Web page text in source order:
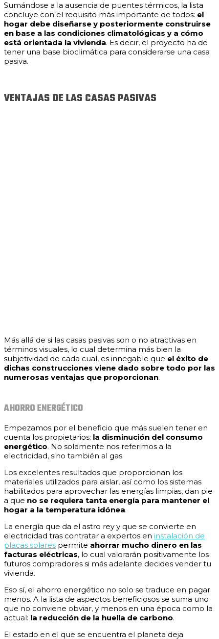
Sumándose a la ausencia de puentes térmicos, la lista
concluye con el requisito más importante de todos: el
hogar debe diseñarse y posteriormente construirse
en base a las condiciones climatológicas y a cómo
está orientada la vivienda. Es decir, el proyecto ha de
tener una base bioclimática para considerarse una casa
pasiva.
VENTAJAS DE LAS CASAS PASIVAS
Más allá de si las casas pasivas son o no atractivas en
términos visuales, lo cual determina más bien la
subjetividad de cada cual, es innegable que el éxito de
dichas construcciones viene dado sobre todo por las
numerosas ventajas que proporcionan.
AHORRO ENERGÉTICO
Empezamos por el beneficio que más suelen tener en
cuenta los propietarios: la disminución del consumo
energético. No solamente nos referimos a la
electricidad, sino también al gas.
Los excelentes resultados que proporcionan los
materiales utilizados para aislar, así como los sistemas
habilitados para aprovechar las energías limpias, dan pie
a que no se requiera tanta energía para mantener el
hogar a la temperatura idónea.
La energía que da el astro rey y que se convierte en
electricidad tras contratar a expertos en instalación de
placas solares permite ahorrar mucho dinero en las
facturas eléctricas, lo cual valorarán positivamente los
futuros compradores si más adelante decides vender tu
vivienda.
Eso sí, el ahorro energético no solo se traduce en pagar
menos. A la lista de aspectos beneficiosos se suma uno
que no conviene obviar, y menos en una época como la
actual: la reducción de la huella de carbono.
El estado en el que se encuentra el planeta deja